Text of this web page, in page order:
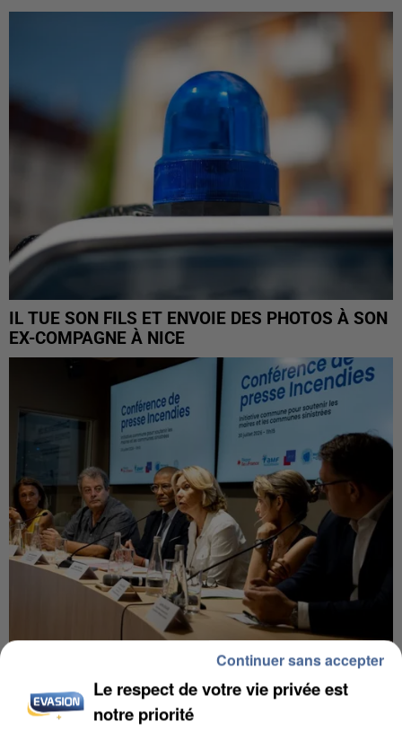
IL TUE SON FILS ET ENVOIE DES PHOTOS À SON
EX-COMPAGNE À NICE
INCENDIES : L’ÎLE-DE-FRANCE LANCE UN ÉLAN
DE SOLIDARITÉ AVEC LES...
Le respect de votre vie privée est
notre priorité
Continuer sans accepter